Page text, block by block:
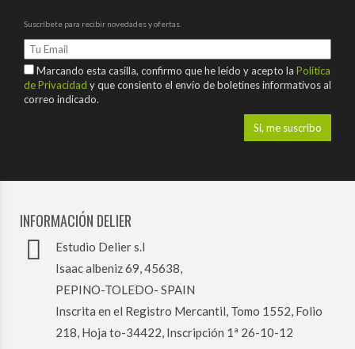
Suscríbete para recibir novedades y ofertas.
Marcando esta casilla, confirmo que he leído y acepto la Política
de Privacidad y que consiento el envío de boletines informativos al
correo indicado.
INFORMACIÓN DELIER
Estudio Delier s.l
Isaac albeniz 69, 45638,
PEPINO-TOLEDO- SPAIN
Inscrita en el Registro Mercantil, Tomo 1552, Folio
218, Hoja to-34422, Inscripción 1ª 26-10-12